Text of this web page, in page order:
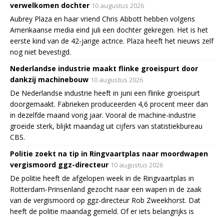
verwelkomen dochter 10 augustus 2026
Aubrey Plaza en haar vriend Chris Abbott hebben volgens
Amerikaanse media eind juli een dochter gekregen. Het is het
eerste kind van de 42-jarige actrice. Plaza heeft het nieuws zelf
nog niet bevestigd.
Nederlandse industrie maakt flinke groeispurt door
dankzij machinebouw 10 augustus 2026
De Nederlandse industrie heeft in juni een flinke groeispurt
doorgemaakt. Fabrieken produceerden 4,6 procent meer dan
in dezelfde maand vorig jaar. Vooral de machine-industrie
groeide sterk, blijkt maandag uit cijfers van statistiekbureau
CBS.
Politie zoekt na tip in Ringvaartplas naar moordwapen
vergismoord ggz-directeur 10 augustus 2026
De politie heeft de afgelopen week in de Ringvaartplas in
Rotterdam-Prinsenland gezocht naar een wapen in de zaak
van de vergismoord op ggz-directeur Rob Zweekhorst. Dat
heeft de politie maandag gemeld. Of er iets belangrijks is